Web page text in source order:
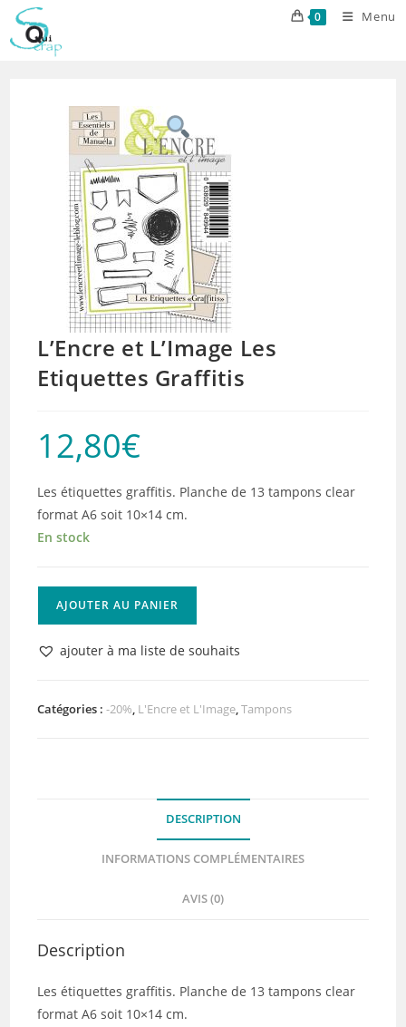
Skip
content
0 Menu
L’Encre et L’Image Les
Etiquettes Graffitis
12,80€
Les étiquettes graffitis. Planche de 13 tampons clear
format A6 soit 10×14 cm.
En stock
L'Encre
Les
AJOUTER AU PANIER
ajouter à ma liste de souhaits
Catégories :-20%, L'Encre et L'Image,Tampons
DESCRIPTION
INFORMATIONS COMPLÉMENTAIRES
AVIS (0)
Description
Les étiquettes graffitis. Planche de 13 tampons clear
format A6 soit 10×14 cm.